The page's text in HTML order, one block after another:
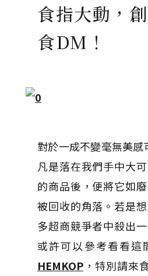
食指大動，
食DM！
對於一成不變毫無美感
凡是落在我們手中大
的商品後，便將它如
被回收的角落。若是
多超商競爭者中殺出
或許可以參考看看這
HEMKOP ，特別請來